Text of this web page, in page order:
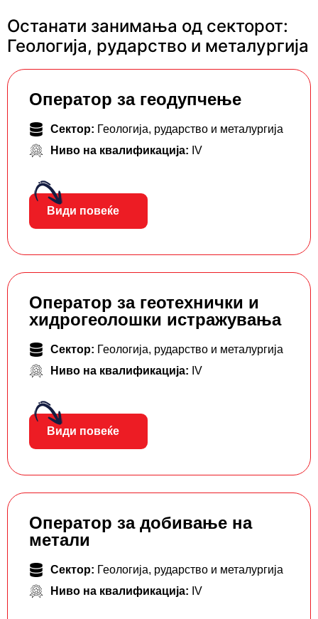
Останати занимања од секторот:
Геологија, рударство и металургија
Оператор за геодупчење
Сектор: Геологија, рударство и металургија
Ниво на квалификација: IV
Види повеќе
Оператор за геотехнички и
хидрогеолошки истражувања
Сектор: Геологија, рударство и металургија
Ниво на квалификација: IV
Види повеќе
Оператор за добивање на
метали
Сектор: Геологија, рударство и металургија
Ниво на квалификација: IV